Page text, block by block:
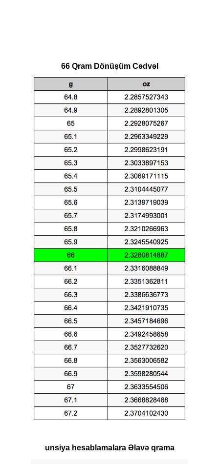
66 Qram Dönüşüm Cədvəl
unsiya hesablamalara Əlavə qrama